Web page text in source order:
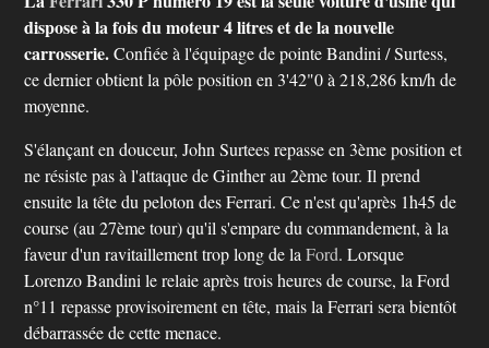
dispose à la fois du moteur 4 litres et de la nouvelle
carrosserie.Confiée à l'équipage de pointe Bandini / Surtess,
ce dernier obtient la pôle position en 3'42"0 à 218,286 km/h de
moyenne.
S'élançant en douceur, John Surtees repasse en 3ème position et
ne résiste pas à l'atta­que de Ginther au 2ème tour. Il prend
ensuite la tête du peloton des Ferrari. Ce n'est qu'après 1h45 de
course (au 27ème tour) qu'il s'empare du commandement, à la
faveur d'un ravitaillement trop long de laFord. Lorsque
Lorenzo Bandini le relaie après trois heures de course, la Ford
n°11 repasse provi­soirement en tête, mais la Ferrari sera bientôt
débarrassée de cette menace.